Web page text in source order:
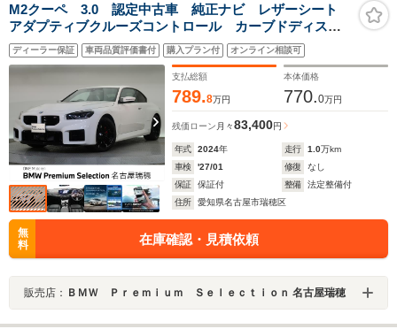
M2クーペ 3.0 認定中古車 純正ナビ レザーシート
アダプティブクルーズコントロール カーブドディスプ
レイ アラウンドビューモニター Harman/Kardon メ
モリー機能付きパワーシート シートヒーター LED
ディーラー保証 車両品質評価書付 購入プラン付 オンライン相談可
支払総額
789.8万円
本体価格
770.0万円
残価ローン 月々83,400円
年式 2024年 走行 1.0万km
車検
'27/01 修復
なし
保証
保証付 整備
法定整備付
住所
愛知県名古屋市瑞穂区
無
料
在庫確認・見積依頼
販売店： ＢＭＷ Ｐｒｅｍｉｕｍ Ｓｅｌｅｃｔｉｏｎ 名古屋瑞穂